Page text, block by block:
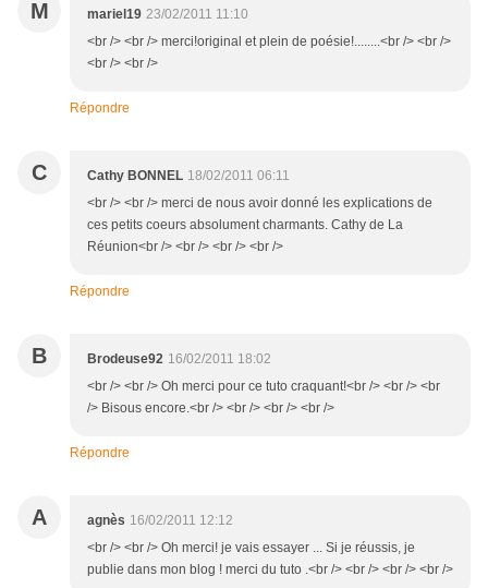
M mariel19 23/02/2011 11:10
<br /> <br /> merci!original et plein de poésie!........<br /> <br />
<br /> <br />
Répondre
C Cathy BONNEL 18/02/2011 06:11
<br /> <br /> merci de nous avoir donné les explications de
ces petits coeurs absolument charmants. Cathy de La
Réunion<br /> <br /> <br /> <br />
Répondre
B Brodeuse92 16/02/2011 18:02
<br /> <br /> Oh merci pour ce tuto craquant!<br /> <br /> <br
/> Bisous encore.<br /> <br /> <br /> <br />
Répondre
A agnès 16/02/2011 12:12
<br /> <br /> Oh merci! je vais essayer ... Si je réussis, je
publie dans mon blog ! merci du tuto .<br /> <br /> <br /> <br />